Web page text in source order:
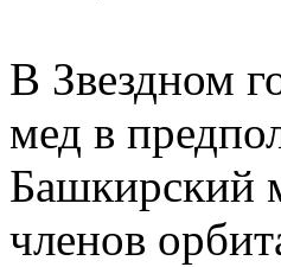
В Звездном
мед в
Башкирский
членов